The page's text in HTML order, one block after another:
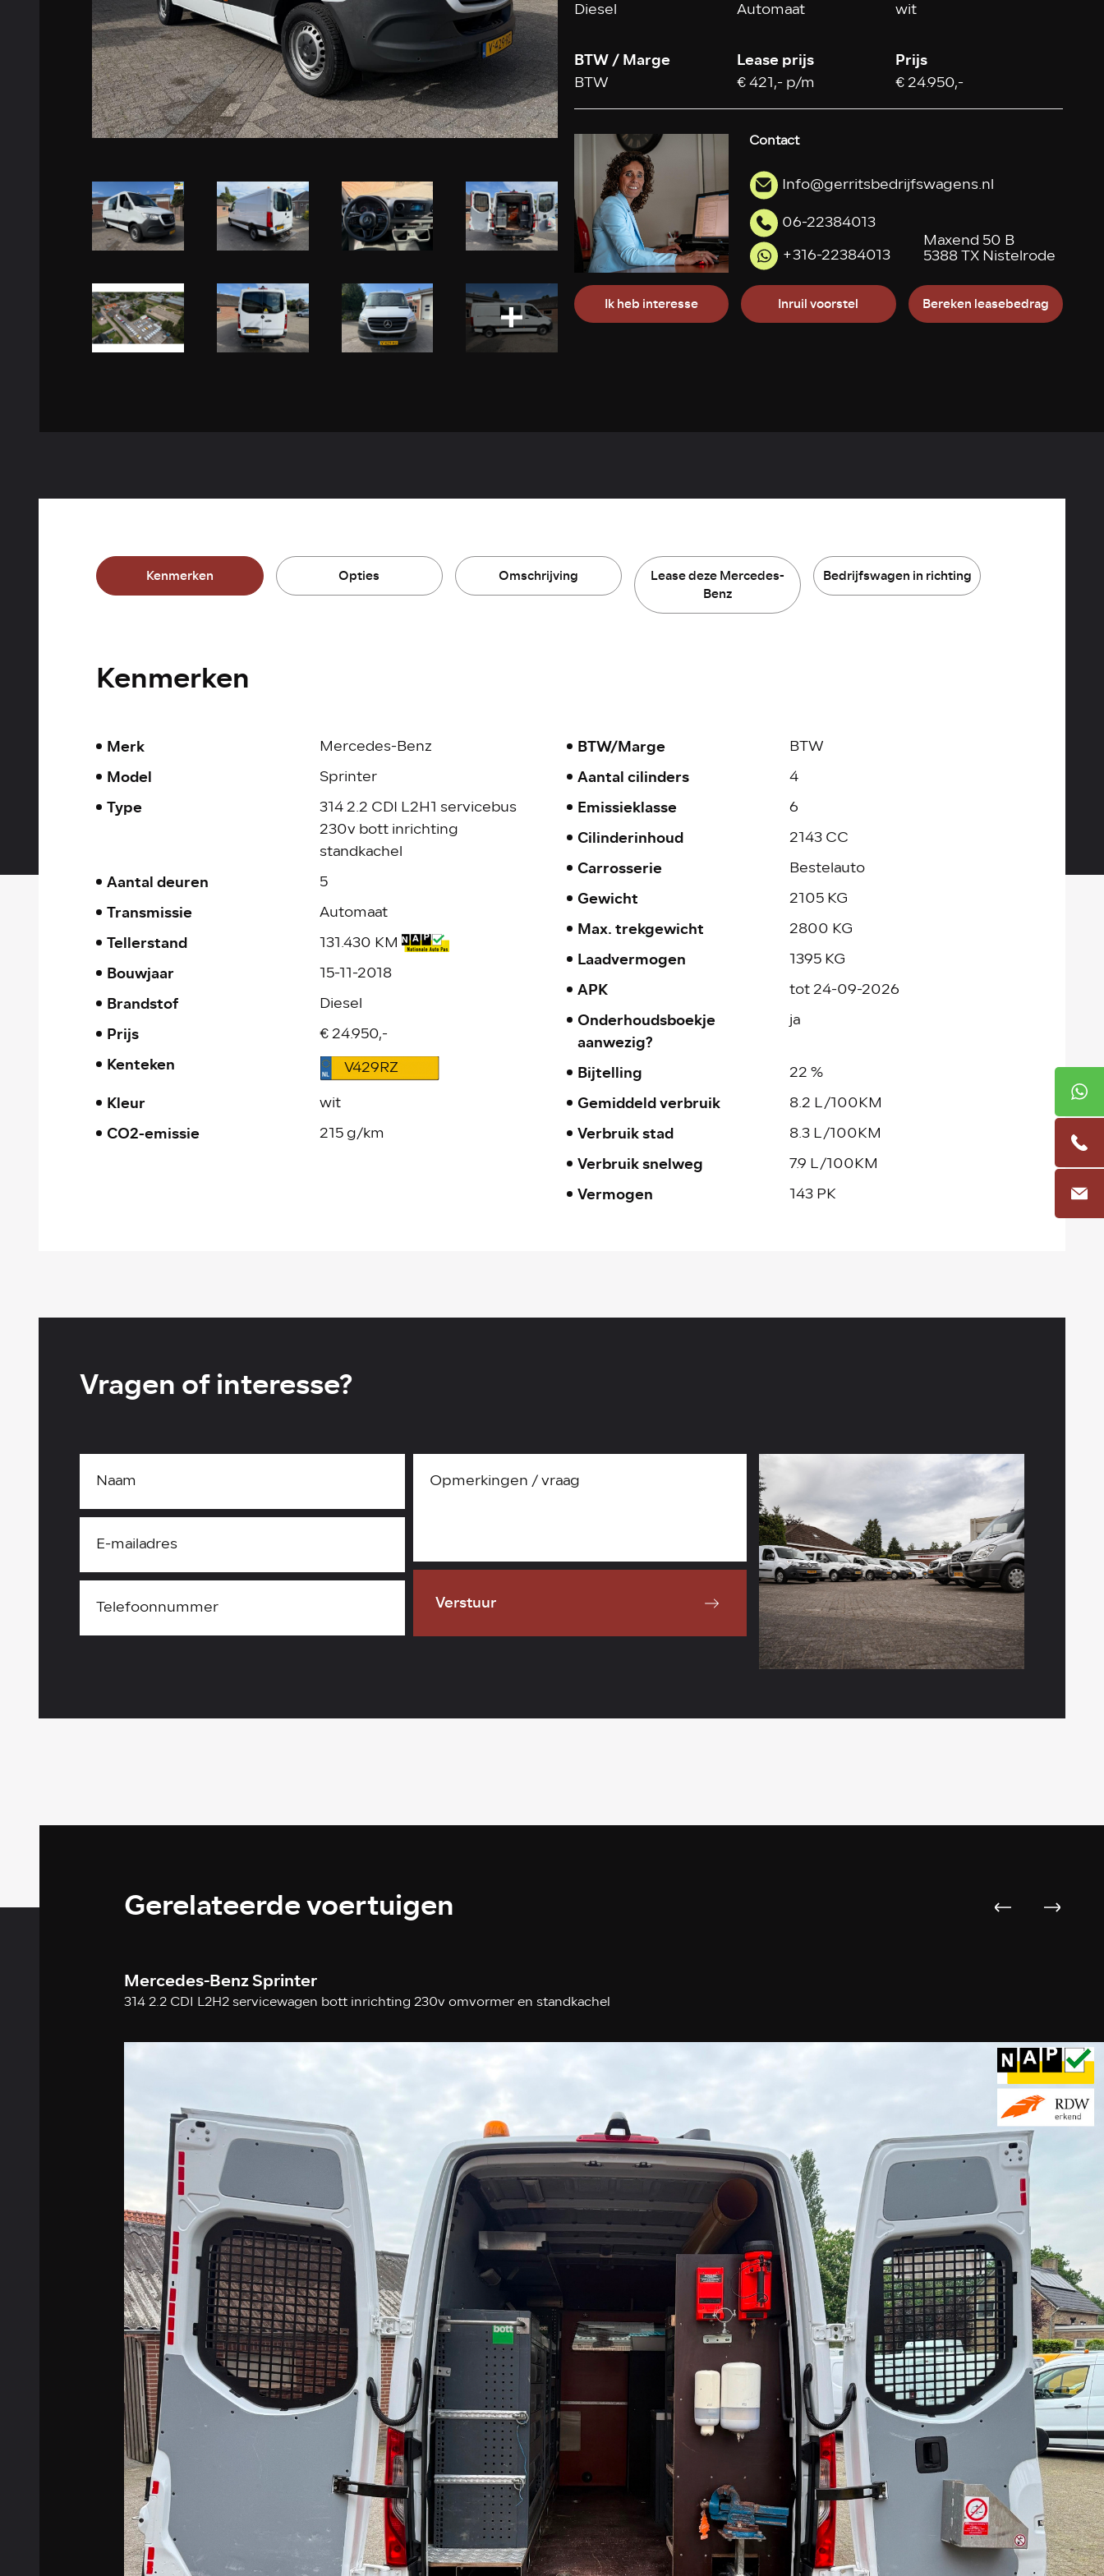
Diesel Automaat wit
BTW / Marge
BTW
Lease prijs
€ 421,- p/m
Prijs
€ 24.950,-
Contact
Info@gerritsbedrijfswagens.nl
06-22384013
Maxend 50 B
5388 TX Nistelrode
+316-22384013
Ik heb interesse Inruil voorstel Bereken leasebedrag
Kenmerken Opties Omschrijving
Lease deze Mercedes-
Benz
Bedrijfswagen in richting
Kenmerken
Merk Mercedes-Benz
Model Sprinter
Type
314 2.2 CDI L2H1 servicebus
230v bott inrichting
standkachel
Aantal deuren 5
Transmissie Automaat
Tellerstand 131.430 KM
Bouwjaar 15-11-2018
Brandstof Diesel
Prijs € 24.950,-
Kenteken V429RZ
Kleur wit
CO2-emissie 215 g/km
BTW/Marge BTW
Aantal cilinders 4
Emissieklasse 6
Cilinderinhoud 2143 CC
Carrosserie Bestelauto
Gewicht 2105 KG
Max. trekgewicht 2800 KG
Laadvermogen 1395 KG
APK tot 24-09-2026
Onderhoudsboekje
aanwezig?
ja
Bijtelling 22 %
Gemiddeld verbruik 8.2 L/100KM
Verbruik stad 8.3 L/100KM
Verbruik snelweg 7.9 L/100KM
Vermogen 143 PK
Vragen of interesse?
Verstuur
Gerelateerde voertuigen
Mercedes-Benz Sprinter
314 2.2 CDI L2H2 servicewagen bott inrichting 230v omvormer en standkachel